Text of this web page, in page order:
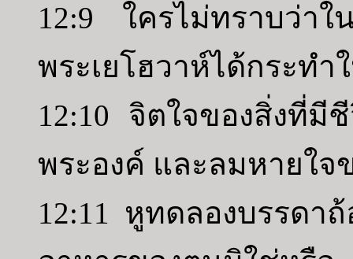
12:9 ใครไม่ทราบว่าใ
พระเยโฮวาห์ได้กระทำ
12:10 จิตใจของสิ่งที่มี
พระองค์ และลมหายใจ
12:11 หูทดลองบรรดา